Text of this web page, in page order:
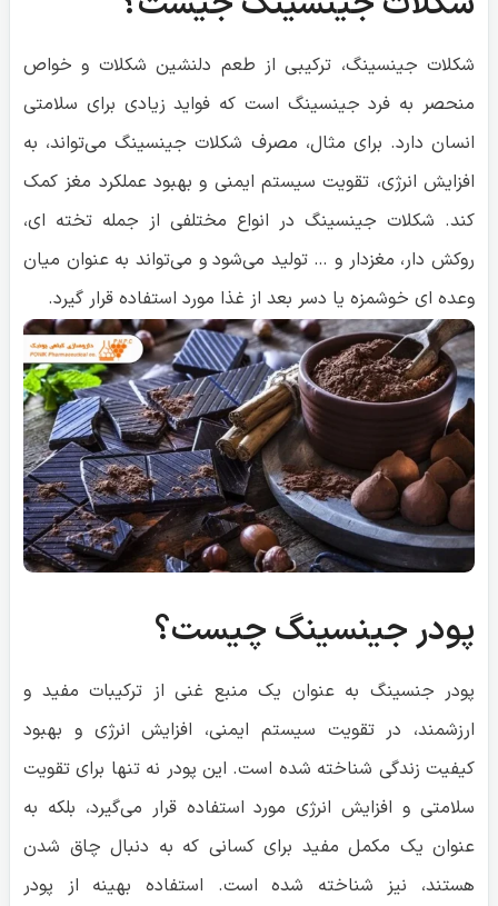
شکلات جینسینگ، ترکیبی از طعم دلنشین شکلات و خواص
منحصر به فرد جینسینگ است که فواید زیادی برای سلامتی
انسان دارد. برای مثال، مصرف شکلات جینسینگ می‌تواند، به
افزایش انرژی، تقویت سیستم ایمنی و بهبود عملکرد مغز کمک
کند. شکلات جینسینگ در انواع مختلفی از جمله تخته ای،
روکش دار، مغزدار و … تولید می‌شود و می‌تواند به عنوان میان
وعده ای خوشمزه یا دسر بعد از غذا مورد استفاده قرار گیرد.
پودر جینسینگ چیست؟
پودر جنسینگ به عنوان یک منبع غنی از ترکیبات مفید و
ارزشمند، در تقویت سیستم ایمنی، افزایش انرژی و بهبود
کیفیت زندگی شناخته شده است. این پودر نه تنها برای تقویت
سلامتی و افزایش انرژی مورد استفاده قرار می‌گیرد، بلکه به
عنوان یک مکمل مفید برای کسانی که به دنبال چاق شدن
هستند، نیز شناخته شده است. استفاده بهینه از پودر